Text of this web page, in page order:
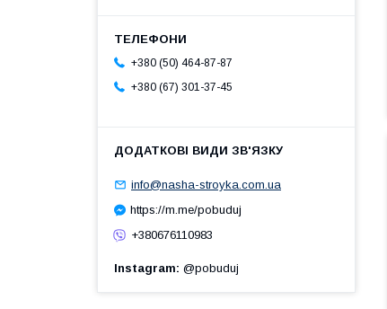
+380 (50) 464-87-87
+380 (67) 301-37-45
info@nasha-stroyka.com.ua
https://m.me/pobuduj
+380676110983
Instagram @pobuduj